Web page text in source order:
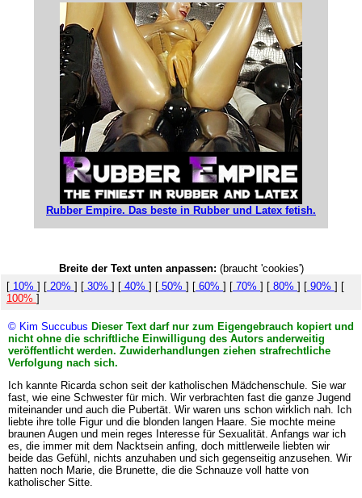
Rubber Empire. Das beste in Rubber und Latex fetish.
Breite der Text unten anpassen: (braucht 'cookies')
[ 10% ] [ 20% ] [ 30% ] [ 40% ] [ 50% ] [ 60% ] [ 70% ] [ 80% ] [ 90% ] [
100% ]
© Kim Succubus Dieser Text darf nur zum Eigengebrauch kopiert und
nicht ohne die schriftliche Einwilligung des Autors anderweitig
veröffentlicht werden. Zuwiderhandlungen ziehen strafrechtliche
Verfolgung nach sich.
Ich kannte Ricarda schon seit der katholischen Mädchenschule. Sie war
fast, wie eine Schwester für mich. Wir verbrachten fast die ganze Jugend
miteinander und auch die Pubertät. Wir waren uns schon wirklich nah. Ich
liebte ihre tolle Figur und die blonden langen Haare. Sie mochte meine
braunen Augen und mein reges Interesse für Sexualität. Anfangs war ich
es, die immer mit dem Nacktsein anfing, doch mittlerweile liebten wir
beide das Gefühl, nichts anzuhaben und sich gegenseitig anzusehen. Wir
hatten noch Marie, die Brunette, die die Schnauze voll hatte von
katholischer Sitte.